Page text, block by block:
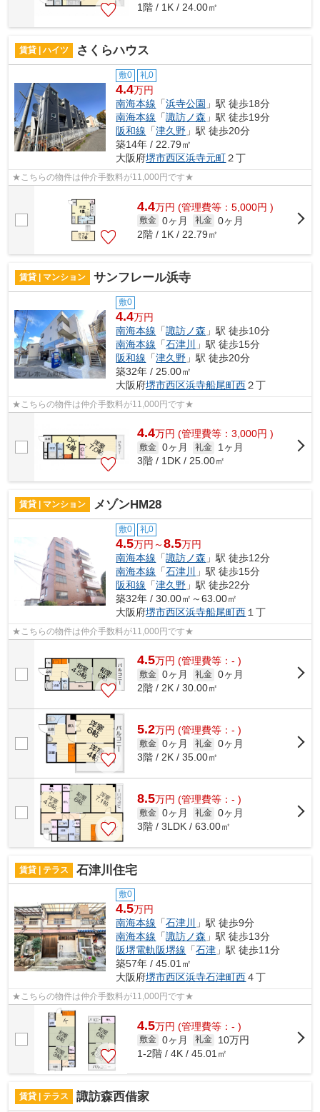
1階 / 1K / 24.00㎡
賃貸 | ハイツ さくらハウス
敷0 礼0
4.4万円
南海本線 「浜寺公園 」駅 徒歩18分
南海本線 「諏訪ノ森 」駅 徒歩19分
阪和線 「津久野 」駅 徒歩20分
築14年 / 22.79㎡
大阪府堺市西区浜寺元町２丁
★こちらの物件は仲介手数料が11,000円です★
4.4万円 (管理費等：5,000円 )
敷金 0ヶ月 礼金 0ヶ月
2階 / 1K / 22.79㎡
賃貸 | マンション サンフレール浜寺
敷0
4.4万円
南海本線 「諏訪ノ森 」駅 徒歩10分
南海本線 「石津川
」駅 徒歩15分
阪和線 「津久野 」駅 徒歩20分
築32年 / 25.00㎡
大阪府堺市西区浜寺船尾町西２丁
★こちらの物件は仲介手数料が11,000円です★
4.4万円 (管理費等：3,000円 )
敷金 0ヶ月 礼金
1ヶ月
3階 / 1DK / 25.00㎡
賃貸 | マンション メゾンHM28
敷0 礼0
4.5万円～8.5万円
南海本線 「諏訪ノ森 」駅 徒歩12分
南海本線 「石津川
」駅 徒歩15分
阪和線 「津久野 」駅 徒歩22分
築32年 / 30.00㎡～63.00㎡
大阪府堺市西区浜寺船尾町西 １丁
★こちらの物件は仲介手数料が11,000円です★
4.5万円 (管理費等：- )
敷金 0ヶ月 礼金 0ヶ月
2階 / 2K / 30.00㎡
5.2万円 (管理費等：- )
敷金 0ヶ月 礼金 0ヶ月
3階 / 2K / 35.00㎡
8.5万円 (管理費等：- )
敷金 0ヶ月 礼金 0ヶ月
3階 / 3LDK / 63.00㎡
賃貸 | テラス 石津川住宅
敷0
4.5万円
南海本線 「石津川
」駅 徒歩9分
南海本線 「諏訪ノ森 」駅 徒歩13分
阪堺電軌阪堺線 「石津 」駅 徒歩11分
築57年 / 45.01㎡
大阪府堺市西区浜寺石津町西４丁
★こちらの物件は仲介手数料が11,000円です★
4.5万円 (管理費等：- )
敷金 0ヶ月 礼金
10万円
1-2階 / 4K / 45.01㎡
賃貸 | テラス 諏訪森西借家